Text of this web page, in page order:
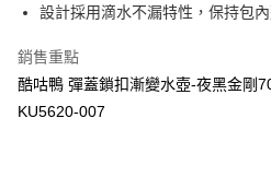
上海商業儲蓄銀行
臺灣中小企業銀行
匯豐（台灣）商業銀行
聯邦商業銀行
LINE Pay
Apple Pay
街口支付
設計採用滴水不漏特性，保持包內
銷售重點
酷咕鴨 彈蓋鎖扣漸變水壺-夜黑金剛
KU5620-007